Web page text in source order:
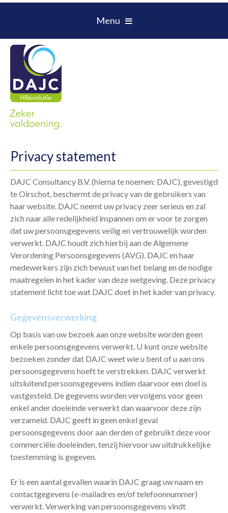
Menu
Privacy statement
DAJC Consultancy B.V. (hierna te noemen: DAJC), gevestigd
te Oirschot, beschermt de privacy van de gebruikers van
haar website. DAJC neemt uw privacy zeer serieus en zal
zich naar alle redelijkheid inspannen om er voor te zorgen
dat uw persoonsgegevens veilig en vertrouwelijk worden
verwerkt. DAJC houdt zich hierbij aan de Algemene
Verordening Persoonsgegevens (AVG). DAJC en haar
medewerkers zijn zich bewust van het belang en de nodige
maatregelen in het kader van deze wetgeving. Deze privacy
statement licht toe wat DAJC doet in het kader van privacy.
Gegevensverwerking
Op basis van uw bezoek aan onze website worden geen
enkele persoonsgegevens verwerkt. U kunt onze website
bezoeken zonder dat DAJC weet wie u bent of u aan ons
persoonsgegevens hoeft te verstrekken. DAJC verwerkt
uitsluitend persoonsgegevens indien daarvoor een doel is
vastgesteld. De gegevens worden vervolgens voor geen
enkel ander doeleinde verwerkt dan waarvoor deze zijn
verzameld. DAJC geeft in geen enkel geval
persoonsgegevens door aan derden of gebruikt deze voor
commerciële doeleinden, tenzij hiervoor uw uitdrukkelijke
toestemming is gegeven.
Er is een aantal gevallen waarin DAJC graag uw naam en
contactgegevens (e-mailadres en/of telefoonnummer)
verwerkt. Verwerking van persoonsgegevens vindt